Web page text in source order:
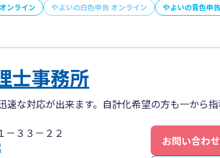
ンライン やよいの白色申告 オンライン やよいの青色申告
士事務所
速な対応が出来ます。自計化希望の方も一から指
－３３－２２
お問い合わせ